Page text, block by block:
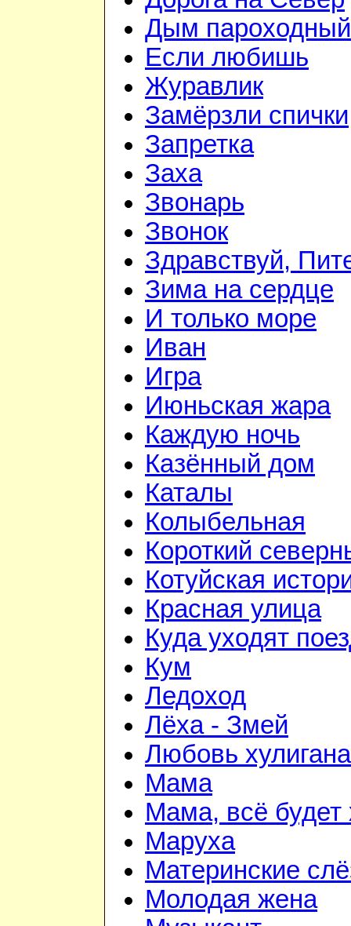
Дым пароходный
Если любишь
Журавлик
Замёрзли спички
Запретка
Заха
Звонарь
Звонок
Здравствуй,
Зима на сердце
И только море
Иван
Игра
Июньская жара
Каждую ночь
Казённый дом
Каталы
Колыбельная
Короткий
Котуйская
Красная улица
Куда уходят
Кум
Ледоход
Лёха - Змей
Любовь хулигана
Мама
Мама, всё
Маруха
Материнские
Молодая жена